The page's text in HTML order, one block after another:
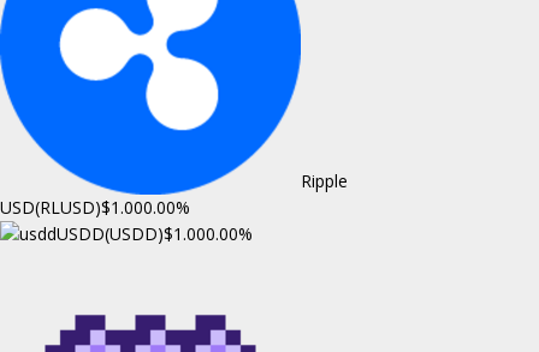
Ripple
USD(RLUSD)$1.000.00%
USDD(USDD)$1.000.00%